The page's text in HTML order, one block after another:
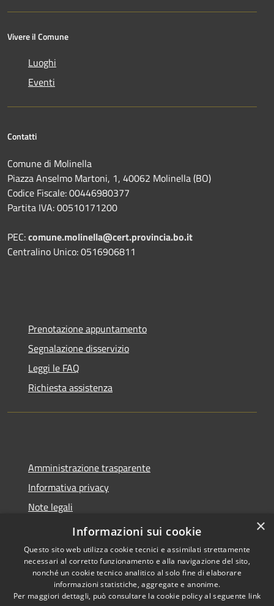
Vivere il Comune
Luoghi
Eventi
Contatti
Comune di Molinella
Piazza Anselmo Martoni, 1, 40062 Molinella (BO)
Codice Fiscale: 00446980377
Partita IVA: 00510171200
PEC:comune.molinella@cert.provincia.bo.it
Centralino Unico: 0516906811
Prenotazione appuntamento
Segnalazione disservizio
Leggi le FAQ
Richiesta assistenza
Amministrazione trasparente
Informativa privacy
Note legali
Dichiarazione di accessibilità
Copyright © 2026 • Comune di
Molinella • Powered by
×
Informazioni sui cookie
Questo sito web utilizza cookie tecnici e assimilati strettamente
necessari al corretto funzionamento e alla navigazione del sito,
nonché un cookie tecnico analitico al solo fine di elaborare
informazioni statistiche, aggregate e anonime.
Per maggiori dettagli, può consultare la cookie policy al seguente link